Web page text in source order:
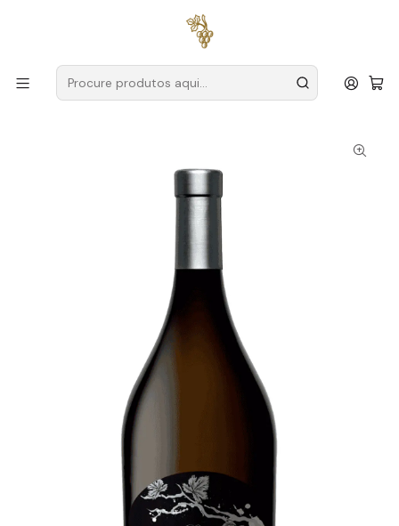
para encomendas a partir de
Produtores Douro
Dezoito by Maniche
Dezoito by Maniche Reserva 2023 Douro Branco 75cl